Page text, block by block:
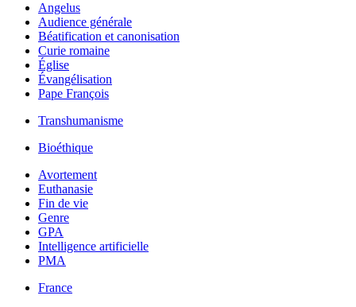
Angelus
Audience générale
Béatification et canonisation
Curie romaine
Église
Évangélisation
Pape François
Transhumanisme
Bioéthique
Avortement
Euthanasie
Fin de vie
Genre
GPA
Intelligence artificielle
PMA
France